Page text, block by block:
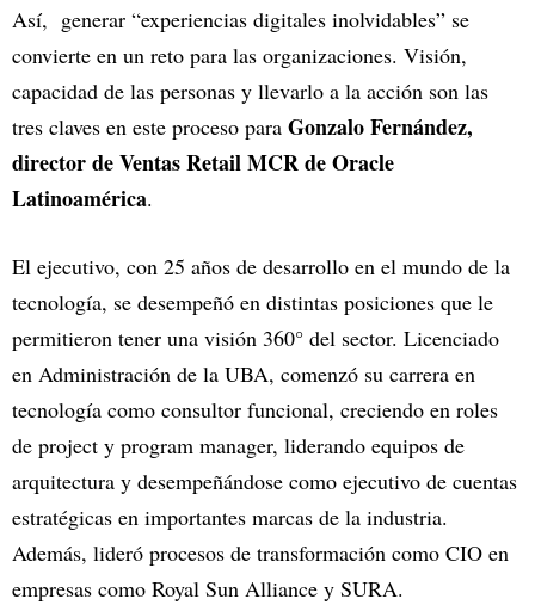
Así, generar “experiencias digitales inolvidables” se
convierte en un reto para las organizaciones. Visión,
capacidad de las personas y llevarlo a la acción son las
tres claves en este proceso para Gonzalo Fernández,
director de Ventas Retail MCR de Oracle
Latinoamérica.
El ejecutivo, con 25 años de desarrollo en el mundo de la
tecnología, se desempeñó en distintas posiciones que le
permitieron tener una visión 360° del sector. Licenciado
en Administración de la UBA, comenzó su carrera en
tecnología como consultor funcional, creciendo en roles
de project y program manager, liderando equipos de
arquitectura y desempeñándose como ejecutivo de cuentas
estratégicas en importantes marcas de la industria.
Además, lideró procesos de transformación como CIO en
empresas como Royal Sun Alliance y SURA.